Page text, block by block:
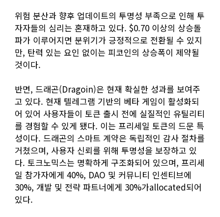
위험 분산과 향후 업데이트의 투명성 부족으로 인해 투
자자들의 심리는 혼재하고 있다. $0.70 이상의 상승돌
파가 이루어지면 분위기가 긍정적으로 전환될 수 있지
만, 탄력 있는 요인 없이는 피코인의 상승폭이 제약될
것이다.
반면, 드래곤(Dragoin)은 현재 확실한 성과를 보여주
고 있다. 현재 텔레그램 기반의 베타 게임이 활성화되
어 있어 사용자들이 토큰 출시 전에 실질적인 유틸리티
를 경험할 수 있게 됐다. 이는 프리세일 토큰의 드문 특
성이다. 드래곤의 스마트 계약은 독립적인 감사 절차를
거쳤으며, 사용자 신뢰를 위해 투명성을 보장하고 있
다. 토크노믹스는 명확하게 구조화되어 있으며, 프리세
일 참가자에게 40%, DAO 및 커뮤니티 인센티브에
30%, 개발 및 전략 파트너에게 30%가allocated되어
있다.